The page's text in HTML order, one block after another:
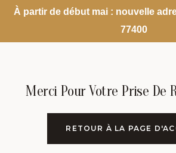
À partir de début mai : nouvelle
77400
Merci Pour Votre Prise De
RETOUR À LA PAGE